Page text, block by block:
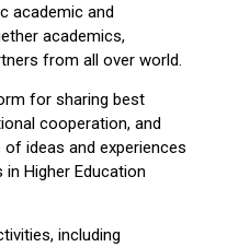
academic and
academics,
from all over world.
for sharing best
cooperation, and
ideas and experiences
Higher Education
including